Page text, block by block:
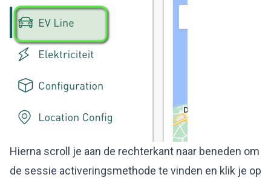
Hierna scroll je aan de rechterkant naar beneden om
de sessie activeringsmethode te vinden en klik je op